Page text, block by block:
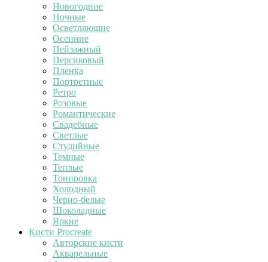
Новогодние
Ночные
Осветляющие
Осенние
Пейзажный
Персиковый
Пленка
Портретные
Ретро
Розовые
Романтические
Свадебные
Светлые
Студийные
Темные
Теплые
Тонировка
Холодный
Черно-белые
Шоколадные
Яркие
Кисти Procreate
Авторские кисти
Акварельные